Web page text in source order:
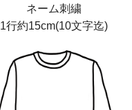
ネーム刺繍
1行約15cm(10文字迄)